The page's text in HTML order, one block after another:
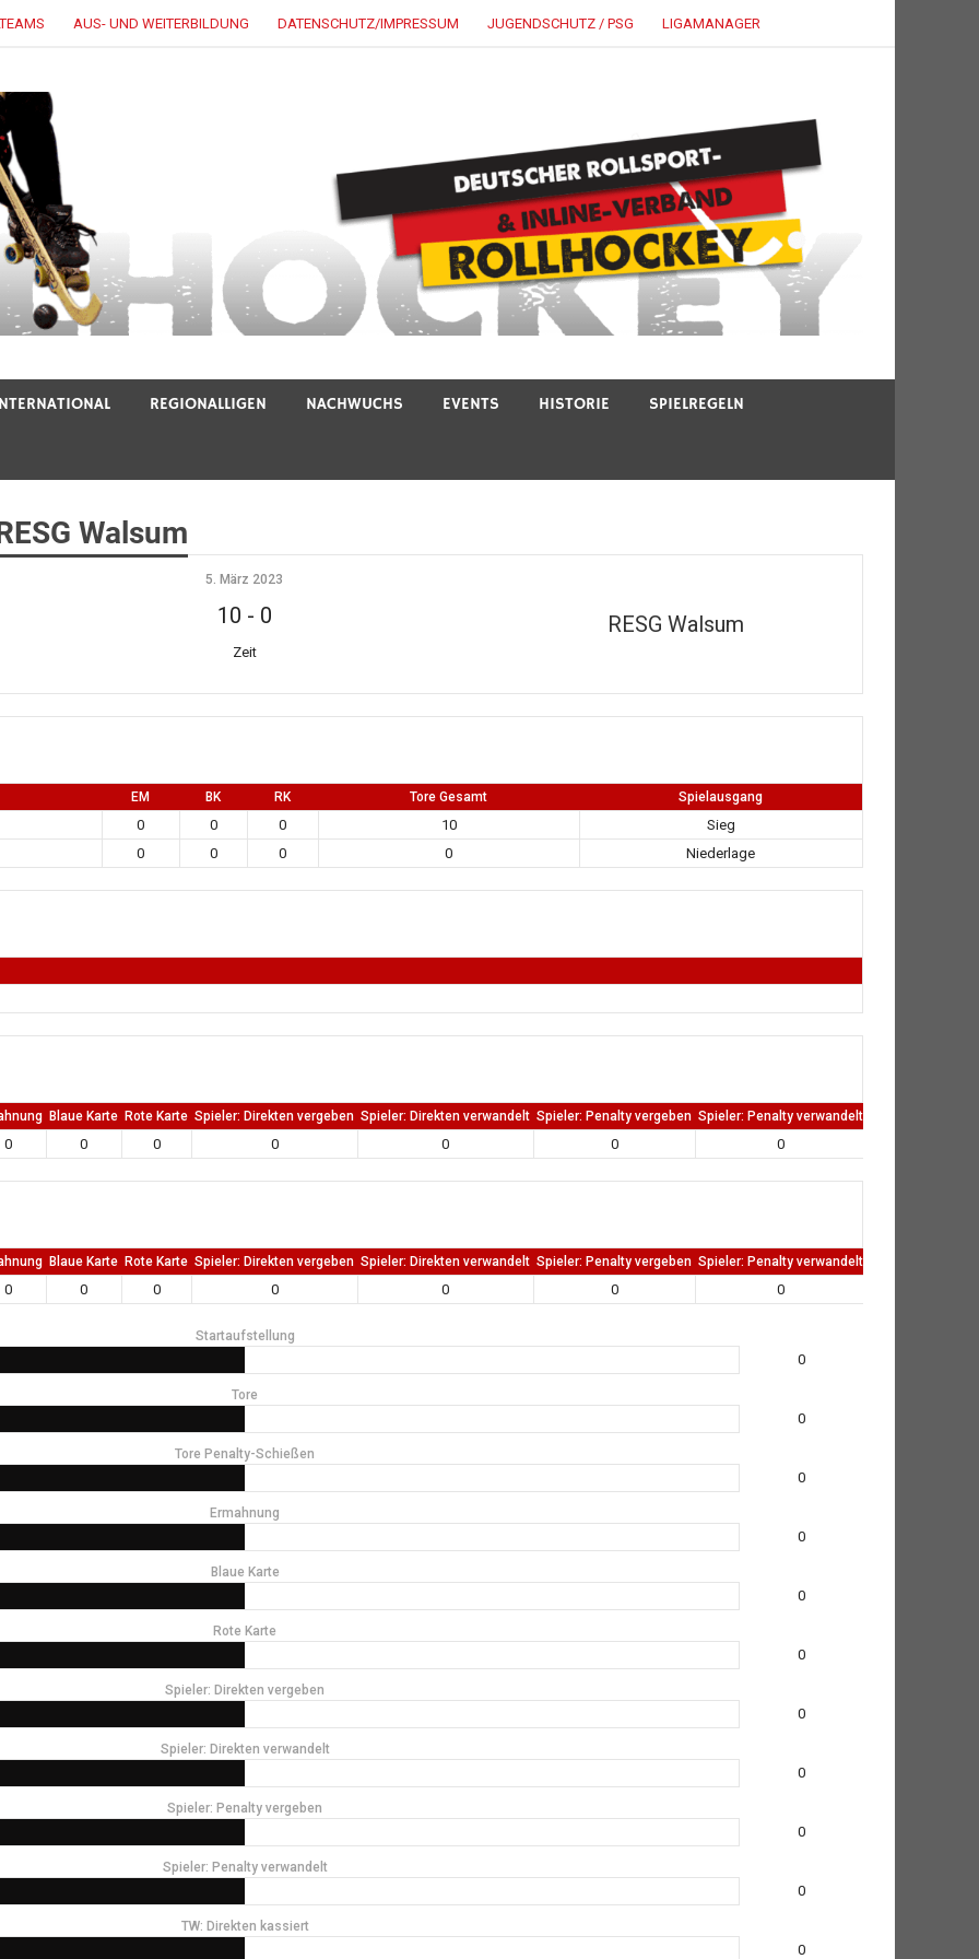
AUS- UND WEITERBILDUNG DATENSCHUTZ/IMPRESSUM JUGENDSCHUTZ / PSG LIGAMANAGER
REGIONALLIGEN NACHWUCHS EVENTS HISTORIE SPIELREGELN
Walsum
RESG Walsum
5. März 2023
10 - 0
Zeit
EM BK RK Tore Gesamt Spielausgang
0 0 0 10
Sieg
0 0 0 0 Niederlage
Blaue Karte Rote Karte Spieler: Direkten vergeben Spieler: Direkten verwandelt Spieler: Penalty vergeben Spieler: Penalty verwandelt
0 0 0 0 0 0 0
Blaue Karte Rote Karte Spieler: Direkten vergeben Spieler: Direkten verwandelt Spieler: Penalty vergeben Spieler: Penalty verwandelt
0 0 0 0 0 0 0
Startaufstellung
0
Tore
0
Tore Penalty-Schießen
0
Ermahnung
0
Blaue Karte
0
Rote Karte
0
Spieler: Direkten vergeben
0
Spieler: Direkten verwandelt
0
Spieler: Penalty vergeben
0
Spieler: Penalty verwandelt
0
TW: Direkten kassiert
0